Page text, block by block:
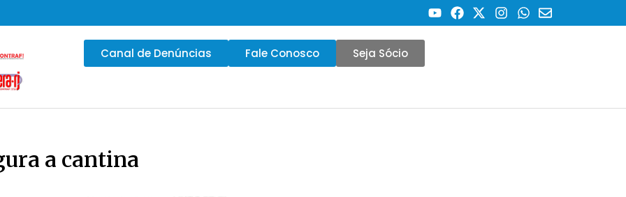
Canal de Denúncias Fale Conosco Seja Sócio
a cantina